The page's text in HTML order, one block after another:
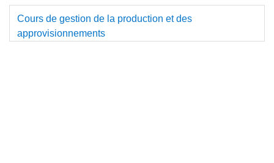
Cours de gestion de la production et des
approvisionnements